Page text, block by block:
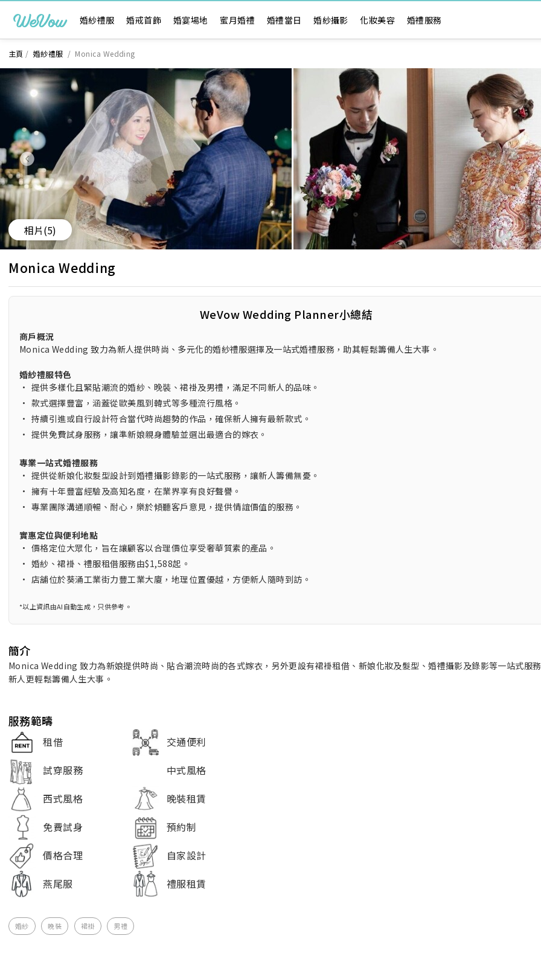
婚紗禮服 婚戒首飾 婚宴場地 蜜月婚禮 婚禮當日 婚紗攝影 化妝美容 婚禮服務
主頁 / 婚紗禮服 / Monica Wedding
相片(5)
Monica Wedding
WeVow Wedding Planner小總結
商戶概況
Monica Wedding 致力為新人提供時尚、多元化的婚紗禮服選擇及一站式婚禮服務，助其輕鬆籌備人生大事。
婚紗禮服特色
• 提供多樣化且緊貼潮流的婚紗、晚裝、裙褂及男禮，滿足不同新人的品味。
• 款式選擇豐富，涵蓋從歐美風到韓式等多種流行風格。
• 持續引進或自行設計符合當代時尚趨勢的作品，確保新人擁有最新款式。
• 提供免費試身服務，讓準新娘親身體驗並選出最適合的嫁衣。
專業一站式婚禮服務
• 提供從新娘化妝髮型設計到婚禮攝影錄影的一站式服務，讓新人籌備無憂。
• 擁有十年豐富經驗及高知名度，在業界享有良好聲譽。
• 專業團隊溝通順暢、耐心，樂於傾聽客戶意見，提供情誼價值的服務。
實惠定位與便利地點
• 價格定位大眾化，旨在讓顧客以合理價位享受奢華質素的產品。
• 婚紗、裙褂、禮服租借服務由$1,588起。
• 店舖位於葵涌工業街力豐工業大廈，地理位置優越，方便新人隨時到訪。
*以上資訊由AI自動生成，只供參考。
簡介
Monica Wedding 致力為新娘提供時尚、貼合潮流時尚的各式嫁衣，另外更設有裙褂租借、新娘化妝及髮型、婚禮攝影及錄影等一站式服
新人更輕鬆籌備人生大事。
服務範疇
租借
交通便利
試穿服務
中式風格
西式風格
晚裝租賃
免費試身
預約制
價格合理
自家設計
燕尾服
禮服租賃
婚紗 晚裝 裙褂 男禮